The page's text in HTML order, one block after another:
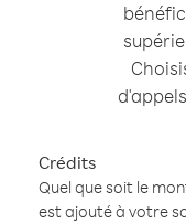
Crédits
Quel que soit le
est ajouté à votre